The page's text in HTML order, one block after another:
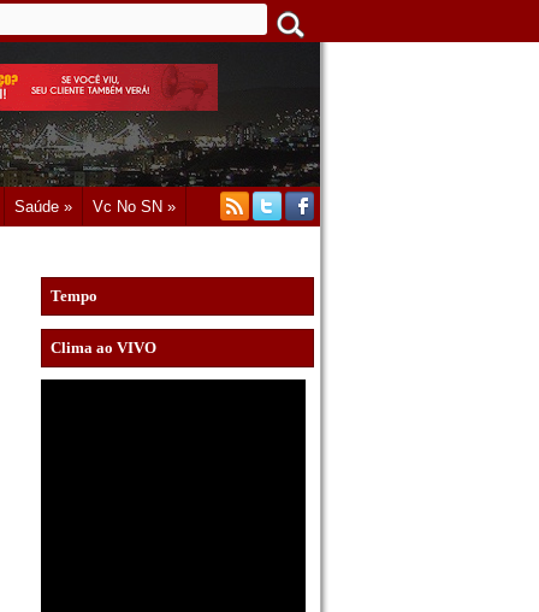
Saúde » Vc No SN »
Tempo
Clima ao VIVO